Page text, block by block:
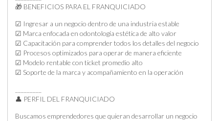
🎁 BENEFICIOS PARA EL FRANQUICIADO
☑ Ingresar a un negocio dentro de una industria estable
☑ Marca enfocada en odontología estética de alto valor
☑ Capacitación para comprender todos los detalles del negocio
☑ Procesos optimizados para operar de manera eficiente
☑ Modelo rentable con ticket promedio alto
☑ Soporte de la marca y acompañamiento en la operación
👤 PERFIL DEL FRANQUICIADO
Buscamos emprendedores que quieran desarrollar un negocio